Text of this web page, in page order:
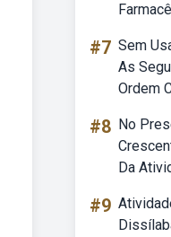
#7 Sem
As
Ordem
#8 No
Da
#9